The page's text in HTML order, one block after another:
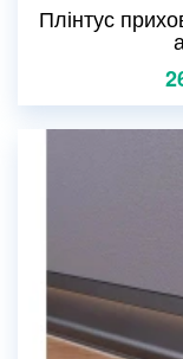
Плінтус